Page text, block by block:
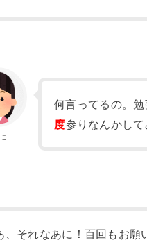
何言ってるの。
度参りなんかして
、それなあに！百回もお願